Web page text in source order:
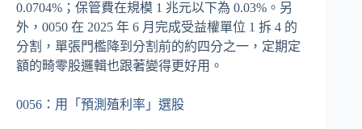
0.0704%；保管費在規模 1 兆元以下為 0.03%。另
外，0050 在 2025 年 6 月完成受益權單位 1 拆 4 的
分割，單張門檻降到分割前的約四分之一，定期定
額的畸零股邏輯也跟著變得更好用。
0056：用「預測殖利率」選股